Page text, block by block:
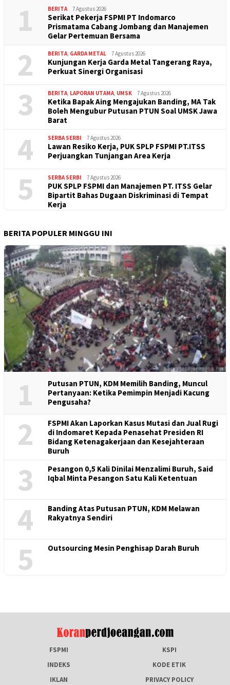
1 BERITA 7 Agustus 2026
Serikat Pekerja FSPMI PT Indomarco
Prismatama Cabang Jombang dan Manajemen
Gelar Pertemuan Bersama
2 BERITA, GARDA METAL 7 Agustus 2026
Kunjungan Kerja Garda Metal Tangerang Raya,
Perkuat Sinergi Organisasi
3 BERITA, LAPORAN UTAMA, UMSK 7 Agustus 2026
Ketika Bapak Aing Mengajukan Banding, MA Tak
Boleh Mengubur Putusan PTUN Soal UMSK Jawa
Barat
4 SERBA SERBI 7 Agustus 2026
Lawan Resiko Kerja, PUK SPLP FSPMI PT.ITSS
Perjuangkan Tunjangan Area Kerja
5 SERBA SERBI 7 Agustus 2026
PUK SPLP FSPMI dan Manajemen PT. ITSS Gelar
Bipartit Bahas Dugaan Diskriminasi di Tempat
Kerja
BERITA POPULER MINGGU INI
1
Putusan PTUN, KDM Memilih Banding, Muncul
Pertanyaan: Ketika Pemimpin Menjadi Kacung
Pengusaha?
2
FSPMI Akan Laporkan Kasus Mutasi dan Jual Rugi
di Indomaret Kepada Penasehat Presiden RI
Bidang Ketenagakerjaan dan Kesejahteraan
Buruh
3
Pesangon 0,5 Kali Dinilai Menzalimi Buruh, Said
Iqbal Minta Pesangon Satu Kali Ketentuan
4
Banding Atas Putusan PTUN, KDM Melawan
Rakyatnya Sendiri
5 Outsourcing Mesin Penghisap Darah Buruh
FSPMI
KSPI
INDEKS
KODE ETIK
IKLAN
PRIVACY POLICY